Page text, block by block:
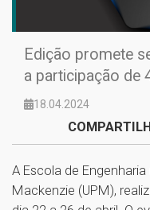
Edição promete
a participação de
18.04.2024
A Escola de
Mackenzie (UPM),